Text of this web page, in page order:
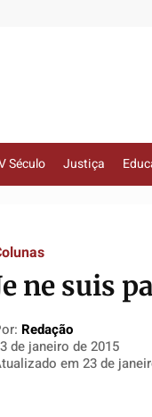
Século Justiça
ne suis
Redação
de janeiro de 2015
em 23 de